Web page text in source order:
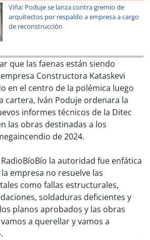
Viña: Poduje se lanza contra gremio de
arquitectos por respaldo a empresa a cargo
de reconstrucción
que las faenas están siendo
Constructora Kataskevi
en el centro de la polémica luego
cartera, Iván Poduje ordenara la
informes técnicos de la Ditec
las obras destinadas a los
de 2024.
la autoridad fue enfática
empresa no resuelve las
como fallas estructurales,
soldaduras deficientes y
planos aprobados y las obras
a querellar y vamos a